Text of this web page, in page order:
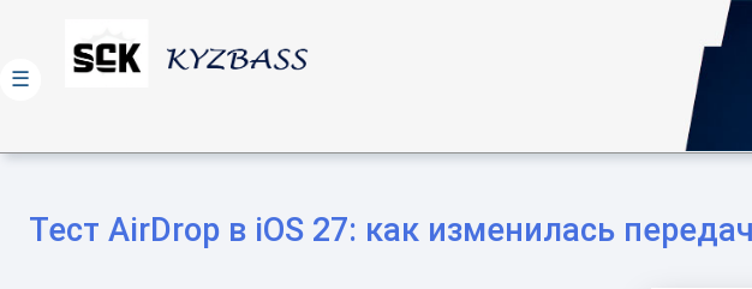
Тест AirDrop в iOS 27: как изменилась
☰